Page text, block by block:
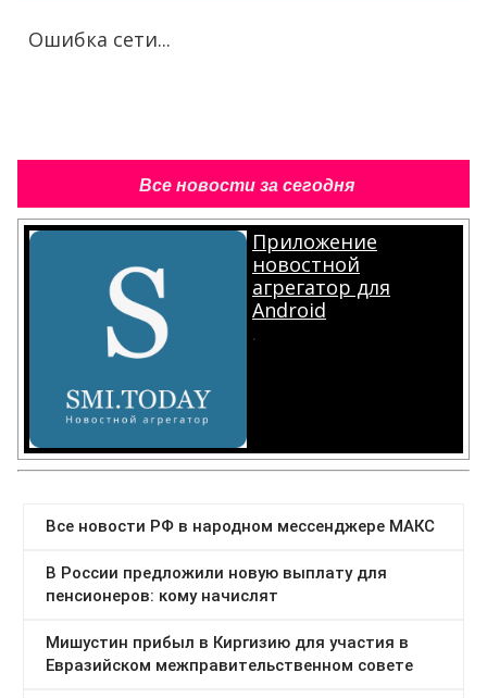
Ошибка сети...
Все новости за сегодня
Приложение
новостной
агрегатор для
Android
.